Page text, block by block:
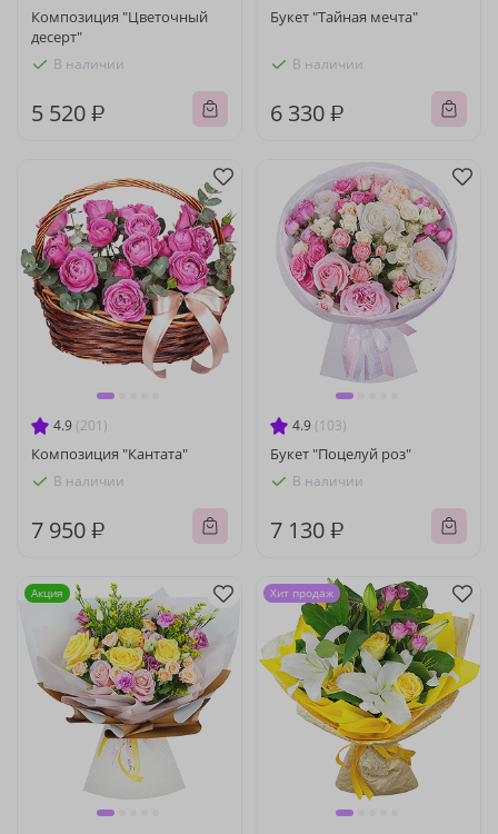
Композиция "Цветочный
десерт"
В наличии
5 520 ₽
Букет "Тайная мечта"
В наличии
6 330 ₽
4.9 (201)
Композиция "Кантата"
В наличии
7 950 ₽
4.9 (103)
Букет "Поцелуй роз"
В наличии
7 130 ₽
Акция Хит продаж